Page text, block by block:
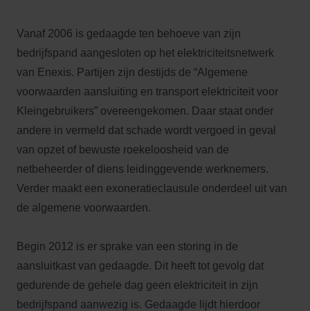
Vanaf 2006 is gedaagde ten behoeve van zijn
bedrijfspand aangesloten op het elektriciteitsnetwerk
van Enexis. Partijen zijn destijds de “Algemene
voorwaarden aansluiting en transport elektriciteit voor
Kleingebruikers” overeengekomen. Daar staat onder
andere in vermeld dat schade wordt vergoed in geval
van opzet of bewuste roekeloosheid van de
netbeheerder of diens leidinggevende werknemers.
Verder maakt een exoneratieclausule onderdeel uit van
de algemene voorwaarden.
Begin 2012 is er sprake van een storing in de
aansluitkast van gedaagde. Dit heeft tot gevolg dat
gedurende de gehele dag geen elektriciteit in zijn
bedrijfspand aanwezig is. Gedaagde lijdt hierdoor